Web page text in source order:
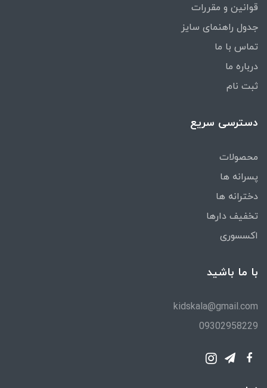
قوانین و مقررات
جدول راهنمای سایز
تماس با ما
درباره ما
ثبت نام
دسترسی سریع
محصولات
پسرانه ها
دخترانه ها
تخفیف دارها
اکسسوری
با ما باشید
kidskala@gmail.com
09302958229